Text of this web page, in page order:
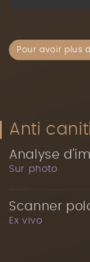
Pour avoir plus
Anti
Analyse
Sur photo
Scanner
Ex vivo